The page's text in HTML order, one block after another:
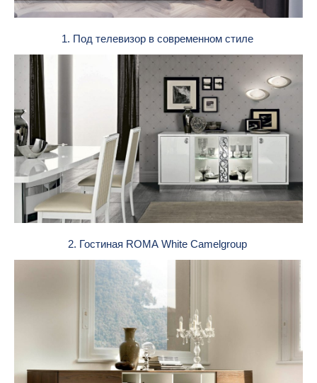
1. Под телевизор в современном стиле
2. Гостиная ROMA White Camelgroup